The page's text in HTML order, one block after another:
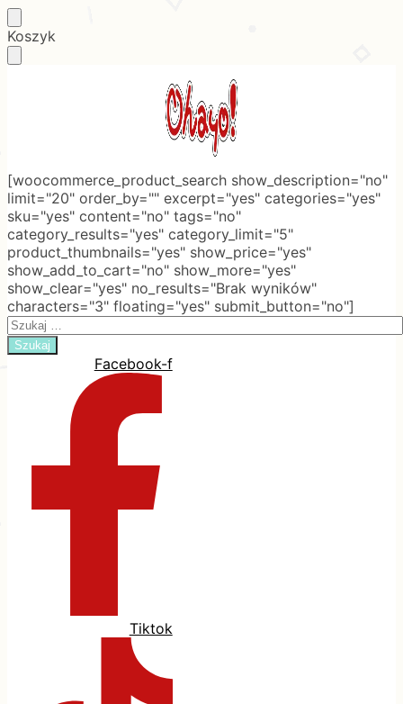
Skip
to
Skip
to
Koszyk
[woocommerce_product_search show_description="no"
limit="20" order_by="" excerpt="yes" categories="yes"
sku="yes" content="no" tags="no"
category_results="yes" category_limit="5"
product_thumbnails="yes" show_price="yes"
show_add_to_cart="no" show_more="yes"
show_clear="yes" no_results="Brak wyników"
characters="3" floating="yes" submit_button="no"]
Search
for:
Facebook-f
Tiktok